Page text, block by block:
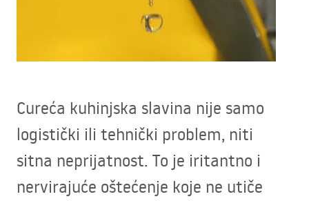
Cureća kuhinjska slavina nije samo
logistički ili tehnički problem, niti
sitna neprijatnost. To je iritantno i
nervirajuće oštećenje koje ne utiče